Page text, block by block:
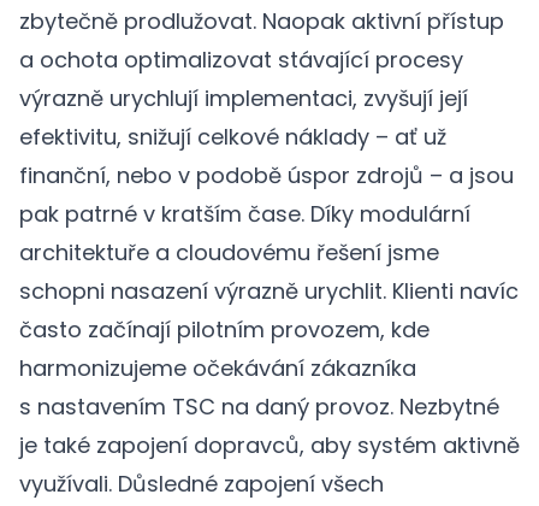
zbytečně prodlužovat. Naopak aktivní přístup
a ochota optimalizovat stávající procesy
výrazně urychlují implementaci, zvyšují její
efektivitu, snižují celkové náklady – ať už
finanční, nebo v podobě úspor zdrojů – a jsou
pak patrné v kratším čase. Díky modulární
architektuře a cloudovému řešení jsme
schopni nasazení výrazně urychlit. Klienti navíc
často začínají pilotním provozem, kde
harmonizujeme očekávání zákazníka
s nastavením TSC na daný provoz. Nezbytné
je také zapojení dopravců, aby systém aktivně
využívali. Důsledné zapojení všech